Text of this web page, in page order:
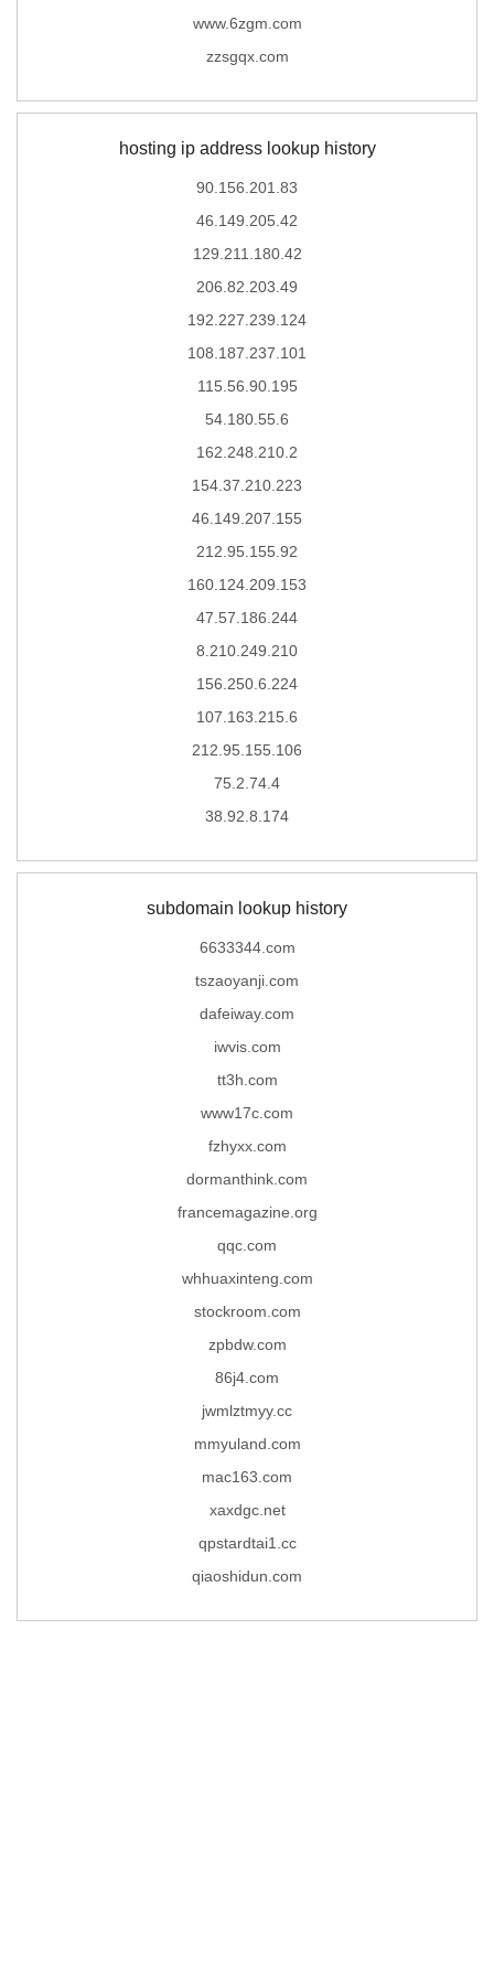
www.6zgm.com
zzsgqx.com
hosting ip address lookup history
90.156.201.83
46.149.205.42
129.211.180.42
206.82.203.49
192.227.239.124
108.187.237.101
115.56.90.195
54.180.55.6
162.248.210.2
154.37.210.223
46.149.207.155
212.95.155.92
160.124.209.153
47.57.186.244
8.210.249.210
156.250.6.224
107.163.215.6
212.95.155.106
75.2.74.4
38.92.8.174
subdomain lookup history
6633344.com
tszaoyanji.com
dafeiway.com
iwvis.com
tt3h.com
www17c.com
fzhyxx.com
dormanthink.com
francemagazine.org
qqc.com
whhuaxinteng.com
stockroom.com
zpbdw.com
86j4.com
jwmlztmyy.cc
mmyuland.com
mac163.com
xaxdgc.net
qpstardtai1.cc
qiaoshidun.com